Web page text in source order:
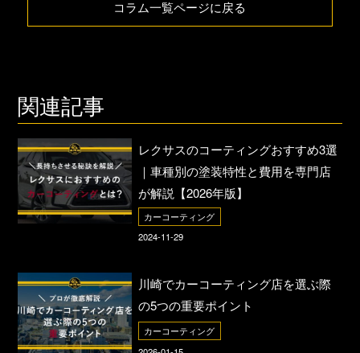
コラム一覧ページに戻る
関連記事
レクサスのコーティングおすすめ3選
｜車種別の塗装特性と費用を専門店
が解説【2026年版】
カーコーティング
2024-11-29
川崎でカーコーティング店を選ぶ際
の5つの重要ポイント
カーコーティング